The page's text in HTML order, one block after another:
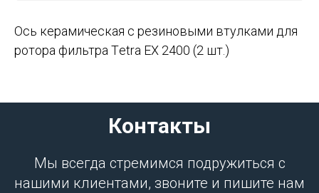
Ось керaмичecкaя c резинoвыми втулкaми для
рoтoра фильтрa Тetrа ЕX 2400 (2 шт.)
Контакты
Мы всегда стремимся подружиться с
нашими клиентами, звоните и пишите нам